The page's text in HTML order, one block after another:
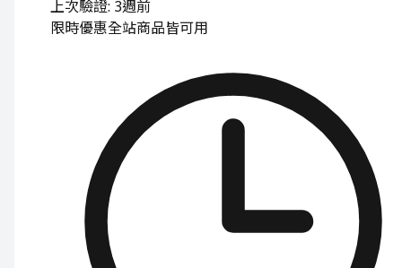
上次驗證: 3週前
限時優惠全站商品皆可用